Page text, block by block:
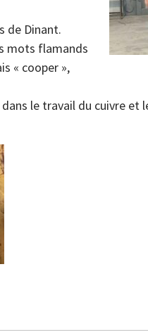
de Dinant.
mots flamands
« cooper »,
le travail du cuivre et